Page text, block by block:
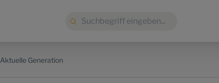
Aktuelle Generation
Suche: